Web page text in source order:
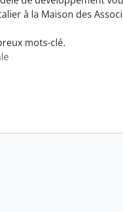
à la Maison des
mots-clé.